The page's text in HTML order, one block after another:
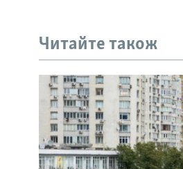
Читайте також